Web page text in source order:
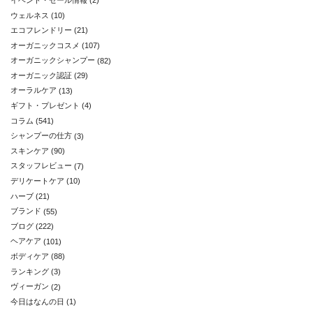
ウェルネス (10)
エコフレンドリー (21)
オーガニックコスメ (107)
オーガニックシャンプー (82)
オーガニック認証 (29)
オーラルケア (13)
ギフト・プレゼント (4)
コラム (541)
シャンプーの仕方 (3)
スキンケア (90)
スタッフレビュー (7)
デリケートケア (10)
ハーブ (21)
ブランド (55)
ブログ (222)
ヘアケア (101)
ボディケア (88)
ランキング (3)
ヴィーガン (2)
今日はなんの日 (1)